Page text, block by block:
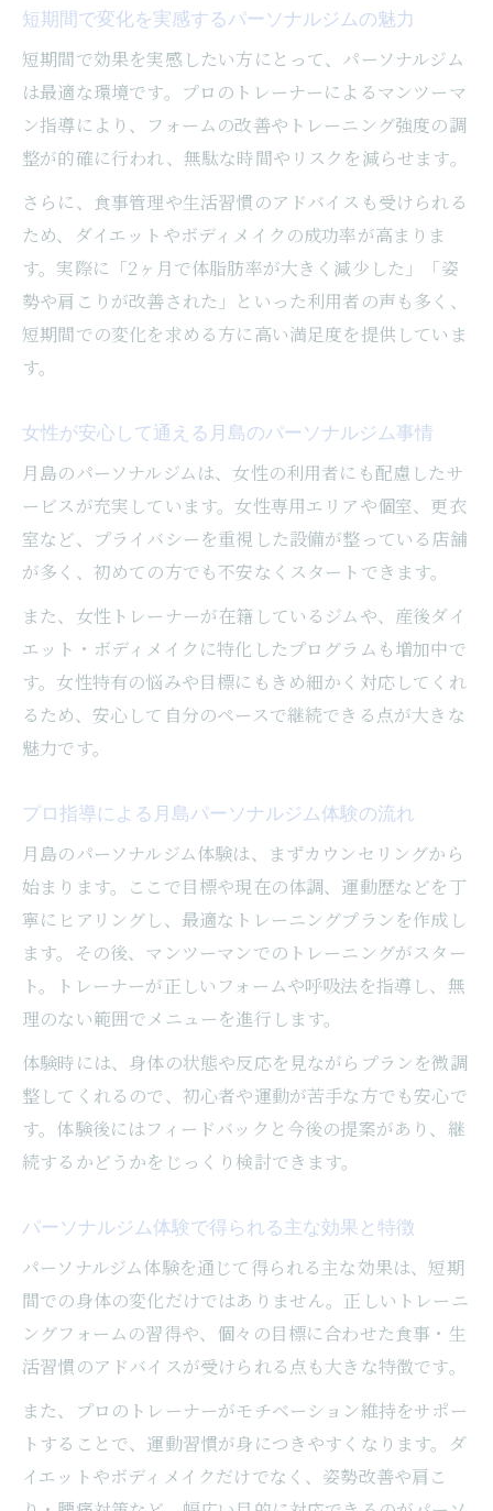
パーソナルジム選びで変わる結果と満足度
自分に合うパーソナルジムを見極めるコツ
月島で信頼できるパーソナルジムの選び方
トレーナーとの相性がパーソナルジム成功
のカギ
短期間の変化を実感したい女性に向けたジムの
選び方
ント
女性目線で選ぶ通いやすいパーソナルジム
とは
パーソナルジムで叶う女性の理想スタイル
短期集中で変わるためのサポート体制を解
説
信頼できるトレーナーによるボディメイクの秘
訣
パーソナルジムのトレーナーが導く理想ボ
女性に寄り添うトレーナー選びのポイント
短期間で変わる秘訣はトレーナーの手腕に
あり
相性の良いトレーナーで実感する変化の大
きさ
姿勢改善やダイエットを月島で実現する方法
パーソナルジムで姿勢改善とダイエットを
両立
月島で叶える理想の姿勢と美しいボディラ
イン
短期間で効果を実感する姿勢改善トレーニ
れ
日常生活に役立つ姿勢改善法をジムで学ぶ
短期間で変化を実感するパーソナルジムの魅力
短期間で効果を実感したい方にとって、パーソナルジム
は最適な環境です。プロのトレーナーによるマンツーマ
ン指導により、フォームの改善やトレーニング強度の調
整が的確に行われ、無駄な時間やリスクを減らせます。
さらに、食事管理や生活習慣のアドバイスも受けられる
ため、ダイエットやボディメイクの成功率が高まりま
す。実際に「2ヶ月で体脂肪率が大きく減少した」「姿
勢や肩こりが改善された」といった利用者の声も多く、
短期間での変化を求める方に高い満足度を提供していま
す。
女性が安心して通える月島のパーソナルジム事情
月島のパーソナルジムは、女性の利用者にも配慮したサ
ービスが充実しています。女性専用エリアや個室、更衣
室など、プライバシーを重視した設備が整っている店舗
が多く、初めての方でも不安なくスタートできます。
また、女性トレーナーが在籍しているジムや、産後ダイ
エット・ボディメイクに特化したプログラムも増加中で
す。女性特有の悩みや目標にもきめ細かく対応してくれ
るため、安心して自分のペースで継続できる点が大きな
魅力です。
プロ指導による月島パーソナルジム体験の流れ
月島のパーソナルジム体験は、まずカウンセリングから
始まります。ここで目標や現在の体調、運動歴などを丁
寧にヒアリングし、最適なトレーニングプランを作成し
ます。その後、マンツーマンでのトレーニングがスター
ト。トレーナーが正しいフォームや呼吸法を指導し、無
理のない範囲でメニューを進行します。
体験時には、身体の状態や反応を見ながらプランを微調
整してくれるので、初心者や運動が苦手な方でも安心で
す。体験後にはフィードバックと今後の提案があり、継
続するかどうかをじっくり検討できます。
パーソナルジム体験で得られる主な効果と特徴
パーソナルジム体験を通じて得られる主な効果は、短期
間での身体の変化だけではありません。正しいトレーニ
ングフォームの習得や、個々の目標に合わせた食事・生
活習慣のアドバイスが受けられる点も大きな特徴です。
また、プロのトレーナーがモチベーション維持をサポー
トすることで、運動習慣が身につきやすくなります。ダ
イエットやボディメイクだけでなく、姿勢改善や肩こ